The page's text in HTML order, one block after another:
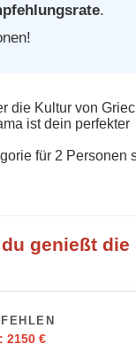
.
die Kultur von
ist dein perfekter
für 2 Personen
genießt die
2150 €